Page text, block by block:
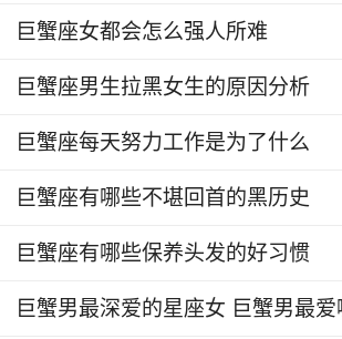
巨蟹座女都会怎么强人所难
巨蟹座男生拉黑女生的原因分析
巨蟹座每天努力工作是为了什么
巨蟹座有哪些不堪回首的黑历史
巨蟹座有哪些保养头发的好习惯
巨蟹男最深爱的星座女 巨蟹男最